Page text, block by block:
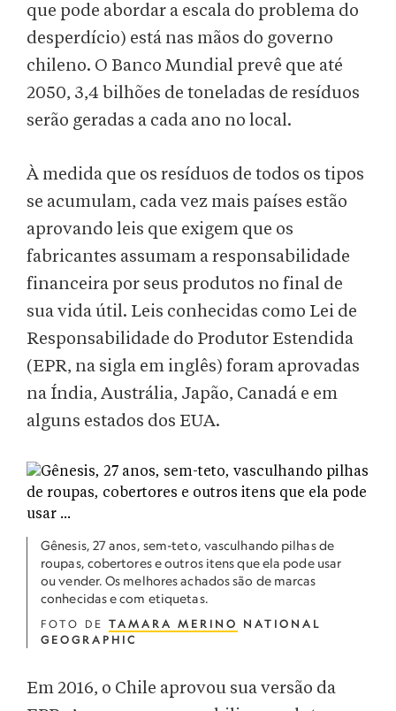
que pode abordar a escala do problema do
desperdício) está nas mãos do governo
chileno. O Banco Mundial prevê que até
2050, 3,4 bilhões de toneladas de resíduos
serão geradas a cada ano no local.
À medida que os resíduos de todos os tipos
se acumulam, cada vez mais países estão
aprovando leis que exigem que os
fabricantes assumam a responsabilidade
financeira por seus produtos no final de
sua vida útil. Leis conhecidas como Lei de
Responsabilidade do Produtor Estendida
(EPR, na sigla em inglês) foram aprovadas
na Índia, Austrália, Japão, Canadá e em
alguns estados dos EUA.
Gênesis, 27 anos, sem-teto, vasculhando pilhas de
roupas, cobertores e outros itens que ela pode usar
ou vender. Os melhores achados são de marcas
conhecidas e com etiquetas.
FOTO DE TAMARA MERINO
NATIONAL
GEOGRAPHIC
Em 2016, o Chile aprovou sua versão da